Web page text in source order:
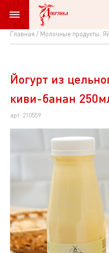
Главная Молочные продукты.
Йогурт
цельного
молока
натур
киви-
Наша
Сыроварня
Йогурт из
киви-банан
арт: 210559